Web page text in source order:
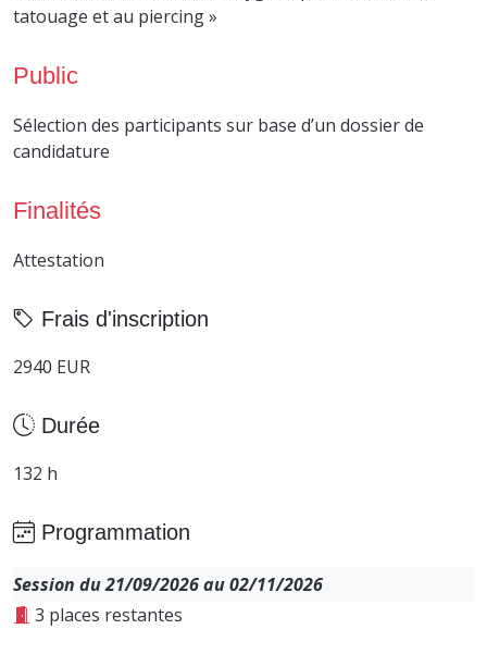
tatouage et au piercing »
Public
Sélection des participants sur base d’un dossier de
candidature
Finalités
Attestation
Frais d'inscription
2940 EUR
Durée
132 h
Programmation
Session du 21/09/2026 au 02/11/2026
3 places restantes